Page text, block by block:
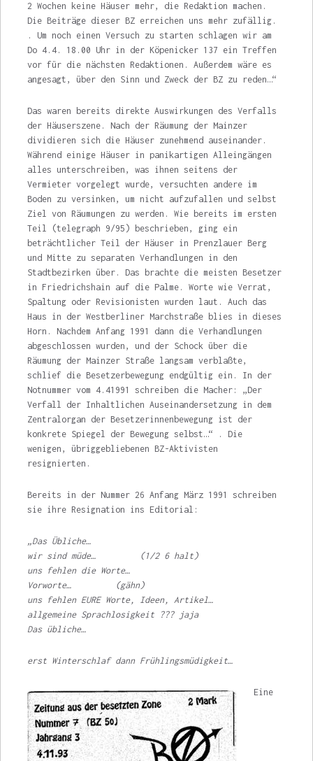
2 Wochen keine Häuser mehr, die Redaktion machen.
Die Beiträge dieser BZ erreichen uns mehr zufällig.
. Um noch einen Versuch zu starten schla­gen wir am
Do 4.4. 18.00 Uhr in der Köpenicker 137 ein Treffen
vor für die nächsten Redaktio­nen. Außerdem wäre es
angesagt, über den Sinn und Zweck der BZ zu reden…“
Das waren bereits direkte Auswirkun­gen des Verfalls
der Häuserszene. Nach der Räumung der Mainzer
dividieren sich die Häu­ser zunehmend auseinander.
Während einige Häuser in panikartigen Alleingängen
alles un­terschreiben, was ihnen seitens der
Vermieter vorgelegt wurde, versuchten andere im
Boden zu versinken, um nicht aufzufallen und selbst
Ziel von Räumungen zu werden. Wie bereits im ersten
Teil (telegraph 9/95) beschrieben, ging ein
beträchtlicher Teil der Häuser in Prenzlauer Berg
und Mitte zu separaten Verhandlungen in den
Stadtbezirken über. Das brachte die mei­sten Besetzer
in Friedrichshain auf die Palme. Worte wie Verrat,
Spaltung oder Revisionisten wurden laut. Auch das
Haus in der Westberliner Marchstraße blies in dieses
Horn. Nachdem Anfang 1991 dann die Verhandlungen
abge­schlossen wurden, und der Schock über die
Räumung der Mainzer Straße langsam ver­blaßte,
schlief die Besetzerbewegung endgül­tig ein. In der
Notnummer vom 4.41991 schrei­ben die Macher: „Der
Verfall der Inhaltlichen Auseinandersetzung in dem
Zentralorgan der Besetzerinnenbewegung ist der
konkrete Spie­gel der Bewegung selbst…“ . Die
wenigen, üb­riggebliebenen BZ-Aktivisten
resignierten.
Bereits in der Nummer 26 Anfang März 1991 schreiben
sie ihre Resignation ins Editorial:
„Das Übliche…
wir sind müde… (1/2 6 halt)
uns fehlen die Worte…
Vorworte… (gähn)
uns fehlen EURE Worte, Ideen, Artikel…
allgemeine Sprachlosigkeit ??? jaja
Das übliche…
erst Winterschlaf dann Frühlingsmüdigkeit…
Eine